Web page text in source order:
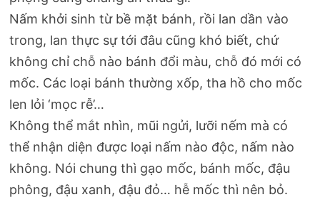
Nấm khởi sinh từ bề mặt bánh, rồi lan dần vào
trong, lan thực sự tới đâu cũng khó biết, chứ
không chỉ chỗ nào bánh đổi màu, chỗ đó mới có
mốc. Các loại bánh thường xốp, tha hồ cho mốc
len lỏi ‘mọc rễ’…
Không thể mắt nhìn, mũi ngửi, lưỡi nếm mà có
thể nhận diện được loại nấm nào độc, nấm nào
không. Nói chung thì gạo mốc, bánh mốc, đậu
phông, đậu xanh, đậu đỏ… hễ mốc thì nên bỏ.